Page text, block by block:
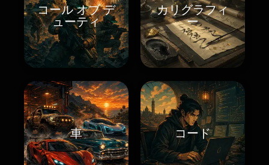
コール オブ デ
ューティ
カリグラフィ
ー
車 コード